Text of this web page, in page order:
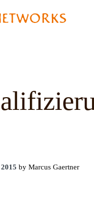
by Marcus Gaertner